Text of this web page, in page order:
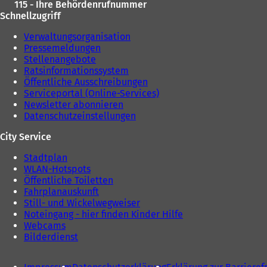
115 - Ihre Behördenrufnummer
Schnellzugriff
Verwaltungsorganisation
Pressemeldungen
Stellenangebote
Ratsinformationssystem
Öffentliche Ausschreibungen
Serviceportal (Online-Services)
Newsletter abonnieren
Datenschutzeinstellungen
City Service
Stadtplan
WLAN-Hotspots
Öffentliche Toiletten
Fahrplanauskunft
Still- und Wickelwegweiser
Noteingang - hier finden Kinder Hilfe
Webcams
Bilderdienst